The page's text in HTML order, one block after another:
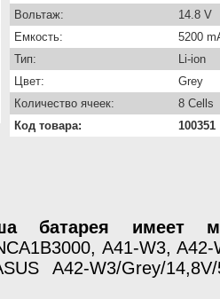
Вольтаж:
14.8 V
Емкость:
5200
Тип:
Li-ion
Цвет:
Grey
Количество ячеек:
8 Cells
Код товара:
100351
батарея имеет
A41-W3,
A42-W3/Grey/